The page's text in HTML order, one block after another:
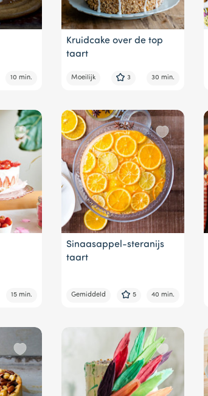
10 min.
Kruidcake over de top
taart
Moeilijk 3 30 min.
15 min.
Sinaasappel-steranijs
taart
Gemiddeld 5 40 min.